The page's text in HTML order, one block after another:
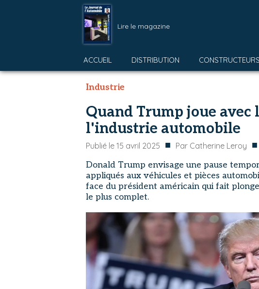
Lire le magazine
ACCUEIL DISTRIBUTION CONSTRUCTEURS
Industrie
Quand Trump joue avec
l'industrie automobile
Publié le 15 avril 2025 ■ Par Catherine Leroy ■
Donald Trump envisage une pause
appliqués aux véhicules et pièces
face du président américain qui fait
le plus complet.